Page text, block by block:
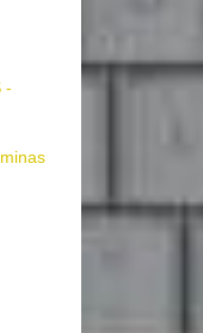
-